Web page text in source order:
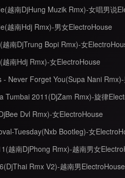
越南DjHung Muzik Rmx)-女唱男说
越南Hdj Rmx)-男女ElectroHouse
南DjTrung Bopi Rmx)-女
南Hdj Rmx)-女ElectroHouse
Tumbai 2011(DjZam Rmx)-旋律
Dvl Rmx)-女ElectroHouse
Tuesday(Nxb Bootleg)-女
越南DjPhong Rmx)-越南男女
Rmx V2)-越南男ElectroHouse